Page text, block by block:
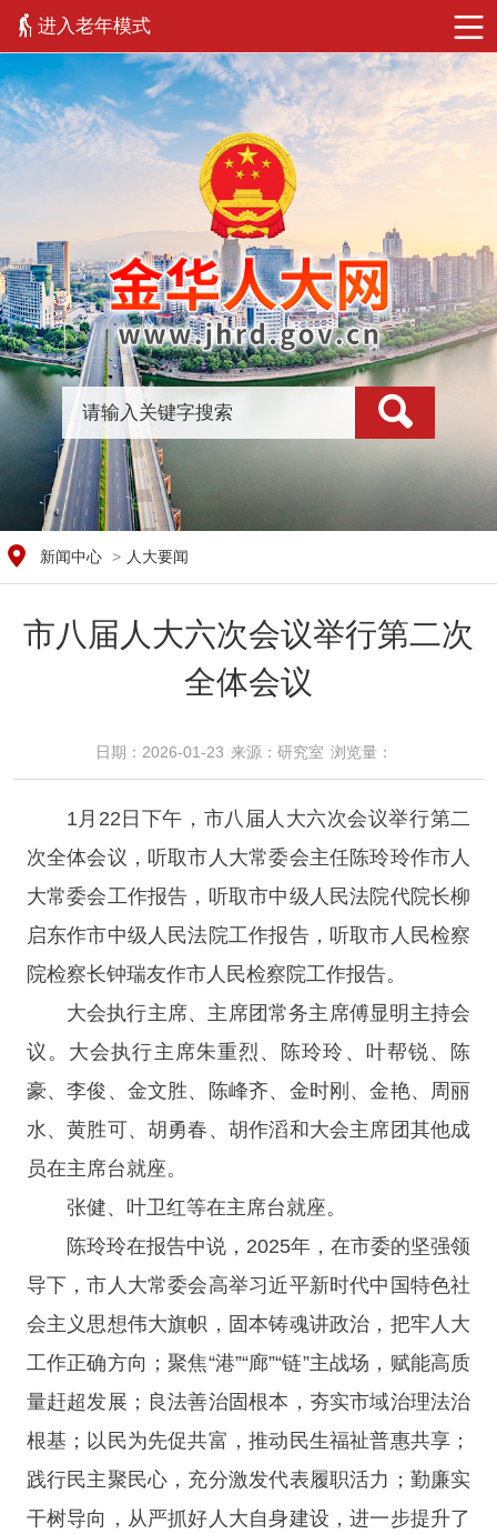
进入老年模式
新闻中心 > 人大要闻
市八届人大六次会议举行第二次
全体会议
日期：2026-01-23 来源：​研究室 浏览量：​
1月22日下午，市八届人大六次会议举行第二
次全体会议，听取市人大常委会主任陈玲玲作市人
大常委会工作报告，听取市中级人民法院代院长柳
启东作市中级人民法院工作报告，听取市人民检察
院检察长钟瑞友作市人民检察院工作报告。
大会执行主席、主席团常务主席傅显明主持会
议。大会执行主席朱重烈、陈玲玲、叶帮锐、陈
豪、李俊、金文胜、陈峰齐、金时刚、金艳、周丽
水、黄胜可、胡勇春、胡作滔和大会主席团其他成
员在主席台就座。
张健、叶卫红等在主席台就座。
陈玲玲在报告中说，2025年，在市委的坚强领
导下，市人大常委会高举习近平新时代中国特色社
会主义思想伟大旗帜，固本铸魂讲政治，把牢人大
工作正确方向；聚焦“港”“廊”“链”主战场，赋能高质
量赶超发展；良法善治固根本，夯实市域治理法治
根基；以民为先促共富，推动民生福祉普惠共享；
践行民主聚民心，充分激发代表履职活力；勤廉实
干树导向，从严抓好人大自身建设，进一步提升了